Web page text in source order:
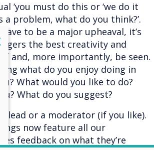
‘you must do this or ‘we do it
a problem, what do you think?’.
have to be a major upheaval, it’s
the best creativity and
and, more importantly, be seen.
what do you enjoy doing in
What would you like to do?
What do you suggest?
lead or a moderator (if you like).
now feature all our
feedback on what they’re